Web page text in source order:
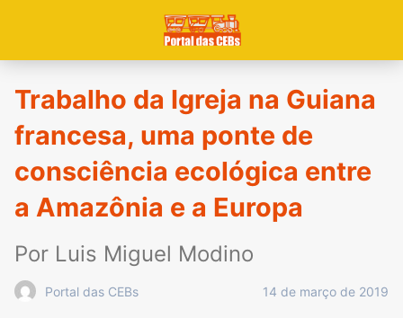
Trabalho da Igreja na Guiana
francesa, uma ponte de
consciência ecológica entre
a Amazônia e a Europa
Por Luis Miguel Modino
Portal das CEBs 14 de março de 2019